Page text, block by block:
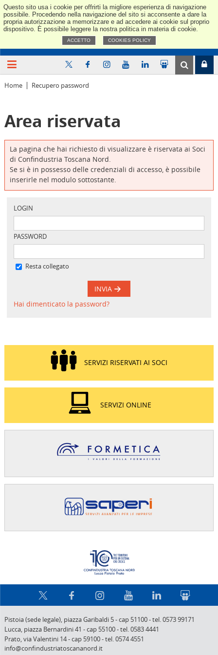
Questo sito usa i cookie per offrirti la migliore esperienza di navigazione
possibile. Procedendo nella navigazione del sito si acconsente a dare la
propria autorizzazione a memorizzare e ad accedere ai cookie sul proprio
dispositivo. È possibile leggere la nostra politica in materia di cookie.
ACCETTO COOKIES POLICY
Home Recupero password
Area riservata
La pagina che hai richiesto di visualizzare è riservata ai Soci
di Confindustria Toscana Nord.
Se si è in possesso delle credenziali di accesso, è possibile
inserirle nel modulo sottostante.
LOGIN
PASSWORD
Resta collegato
INVIA
Hai dimenticato la password?
SERVIZI RISERVATI AI SOCI
SERVIZI ONLINE
Pistoia (sede legale), piazza Garibaldi 5-cap 51100-tel. 0573 99171
Lucca, piazza Bernardini 41 -cap 55100-tel. 0583 4441
Prato,via Valentini 14-cap 59100-tel. 0574 4551
info@confindustriatoscananord.it